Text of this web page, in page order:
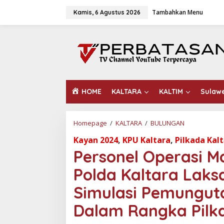
Kamis, 6 Agustus 2026 Tambahkan Menu
HOME KALTARA KALTIM
Homepage / KALTARA / BULUNGAN
r
o
n
e
O
Kayan 2024, KPU Kaltara, Pilkada
Personel Operasi
Polda Kaltara
Simulasi
Dalam Rangka